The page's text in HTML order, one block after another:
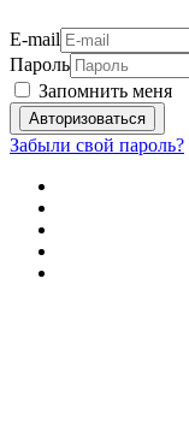
E-mail
Пароль
Запомнить меня
Забыли свой пароль?